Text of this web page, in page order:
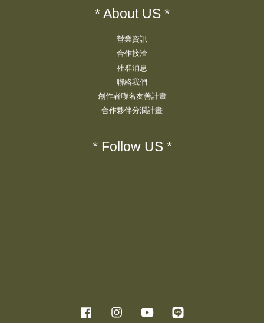
* About US *
營業資訊
合作接洽
社群消息
聯絡我們
創作者聯名友善計畫
合作夥伴分潤計畫
* Follow US *
Facebook Instagram YouTube